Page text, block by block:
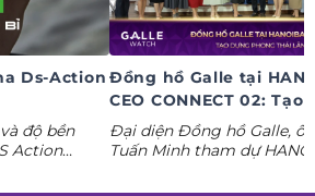
Ds-Action
độ bền
Action
trong
Đồng hồ Galle tại
CEO CONNECT 02: Tạo
phong thái lãnh đạo kỷ
nguyên AI
Đại diện Đồng hồ Galle,
Tuấn Minh tham dự
gian trưng bày đồng hồ